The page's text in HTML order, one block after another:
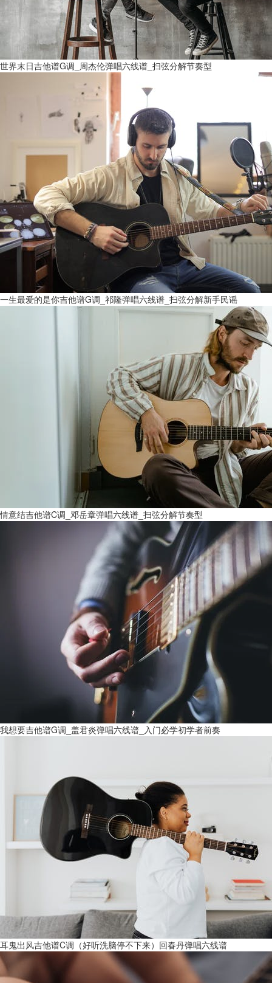
世界末日吉他谱G调_周杰伦弹唱六线谱_扫弦分解节奏型
一生最爱的是你吉他谱G调_祁隆弹唱六线谱_扫弦分解新手民谣
情意结吉他谱C调_邓岳章弹唱六线谱_扫弦分解节奏型
我想要吉他谱G调_盖君炎弹唱六线谱_入门必学初学者前奏
耳鬼出风吉他谱C调（好听洗脑停不下来）回春丹弹唱六线谱